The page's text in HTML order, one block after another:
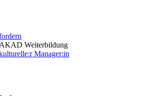
Weiterbildung
Manager:in